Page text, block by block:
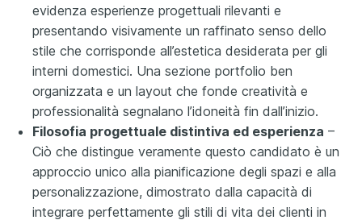
evidenza esperienze progettuali rilevanti e
presentando visivamente un raffinato senso dello
stile che corrisponde all’estetica desiderata per gli
interni domestici. Una sezione portfolio ben
organizzata e un layout che fonde creatività e
professionalità segnalano l’idoneità fin dall’inizio.
Filosofia progettuale distintiva ed esperienza –
Ciò che distingue veramente questo candidato è un
approccio unico alla pianificazione degli spazi e alla
personalizzazione, dimostrato dalla capacità di
integrare perfettamente gli stili di vita dei clienti in